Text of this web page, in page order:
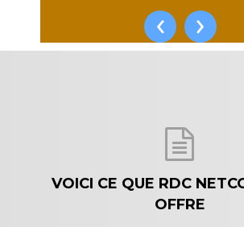
‹ ›
VOICI CE QUE RDC
OFFRE